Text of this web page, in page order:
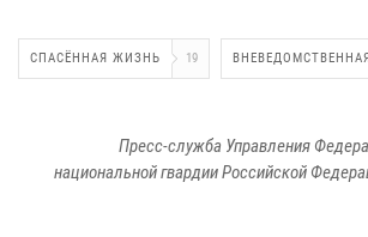
СПАСЁННАЯ ЖИЗНЬ 19
Пресс-служба Управления
национальной гвардии Российской